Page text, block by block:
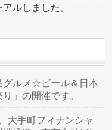
ルしました。
グルメ☆ビール＆日本
」の開催です。
大手町フィナンシャ